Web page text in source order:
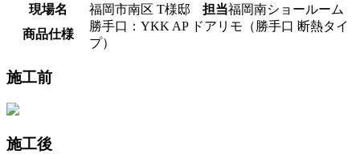
現場名
福岡市南区 T様邸 担当福岡南ショールーム
商品仕様
勝手口：YKK AP ドアリモ（勝手口 断熱タイ
プ）
施工前
施工後